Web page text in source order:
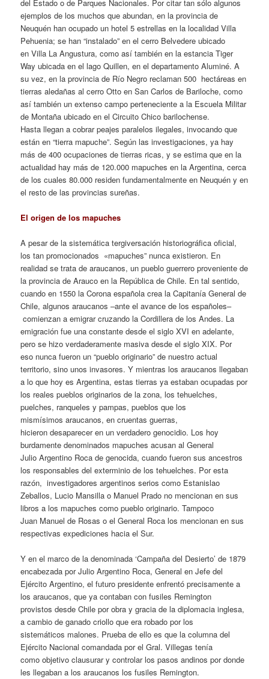
del Estado o de Parques Nacionales. Por citar tan sólo algunos
ejemplos de los muchos que abundan, en la provincia de
Neuquén han ocupado un hotel 5 estrellas en la localidad Villa
Pehuenia; se han “instalado” en el cerro Belvedere ubicado
en Villa La Angustura, como así también en la estancia Tiger
Way ubicada en el lago Quillen, en el departamento Aluminé. A
su vez, en la provincia de Río Negro reclaman 500 hectáreas en
tierras aledañas al cerro Otto en San Carlos de Bariloche, como
así también un extenso campo perteneciente a la Escuela Militar
de Montaña ubicado en el Circuito Chico barilochense.
Hasta llegan a cobrar peajes paralelos ilegales, invocando que
están en “tierra mapuche”. Según las investigaciones, ya hay
más de 400 ocupaciones de tierras ricas, y se estima que en la
actualidad hay más de 120.000 mapuches en la Argentina, cerca
de los cuales 80.000 residen fundamentalmente en Neuquén y en
el resto de las provincias sureñas.
El origen de los mapuches
A pesar de la sistemática tergiversación historiográfica oficial,
los tan promocionados «mapuches” nunca existieron. En
realidad se trata de araucanos, un pueblo guerrero proveniente de
la provincia de Arauco en la República de Chile. En tal sentido,
cuando en 1550 la Corona española crea la Capitanía General de
Chile, algunos araucanos –ante el avance de los españoles–
comienzan a emigrar cruzando la Cordillera de los Andes. La
emigración fue una constante desde el siglo XVI en adelante,
pero se hizo verdaderamente masiva desde el siglo XIX. Por
eso nunca fueron un “pueblo originario” de nuestro actual
territorio, sino unos invasores. Y mientras los araucanos llegaban
a lo que hoy es Argentina, estas tierras ya estaban ocupadas por
los reales pueblos originarios de la zona, los tehuelches,
puelches, ranqueles y pampas, pueblos que los
mismísimos araucanos, en cruentas guerras,
hicieron desaparecer en un verdadero genocidio. Los hoy
burdamente denominados mapuches acusan al General
Julio Argentino Roca de genocida, cuando fueron sus ancestros
los responsables del exterminio de los tehuelches. Por esta
razón, investigadores argentinos serios como Estanislao
Zeballos, Lucio Mansilla o Manuel Prado no mencionan en sus
libros a los mapuches como pueblo originario. Tampoco
Juan Manuel de Rosas o el General Roca los mencionan en sus
respectivas expediciones hacia el Sur.
Y en el marco de la denominada ‘Campaña del Desierto’ de 1879
encabezada por Julio Argentino Roca, General en Jefe del
Ejército Argentino, el futuro presidente enfrentó precisamente a
los araucanos, que ya contaban con fusiles Remington
provistos desde Chile por obra y gracia de la diplomacia inglesa,
a cambio de ganado criollo que era robado por los
sistemáticos malones. Prueba de ello es que la columna del
Ejército Nacional comandada por el Gral. Villegas tenía
como objetivo clausurar y controlar los pasos andinos por donde
les llegaban a los araucanos los fusiles Remington.